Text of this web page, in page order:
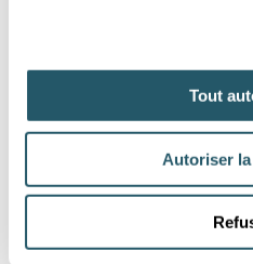
Tout
Autoriser
Pas en stock, mais
/ cent